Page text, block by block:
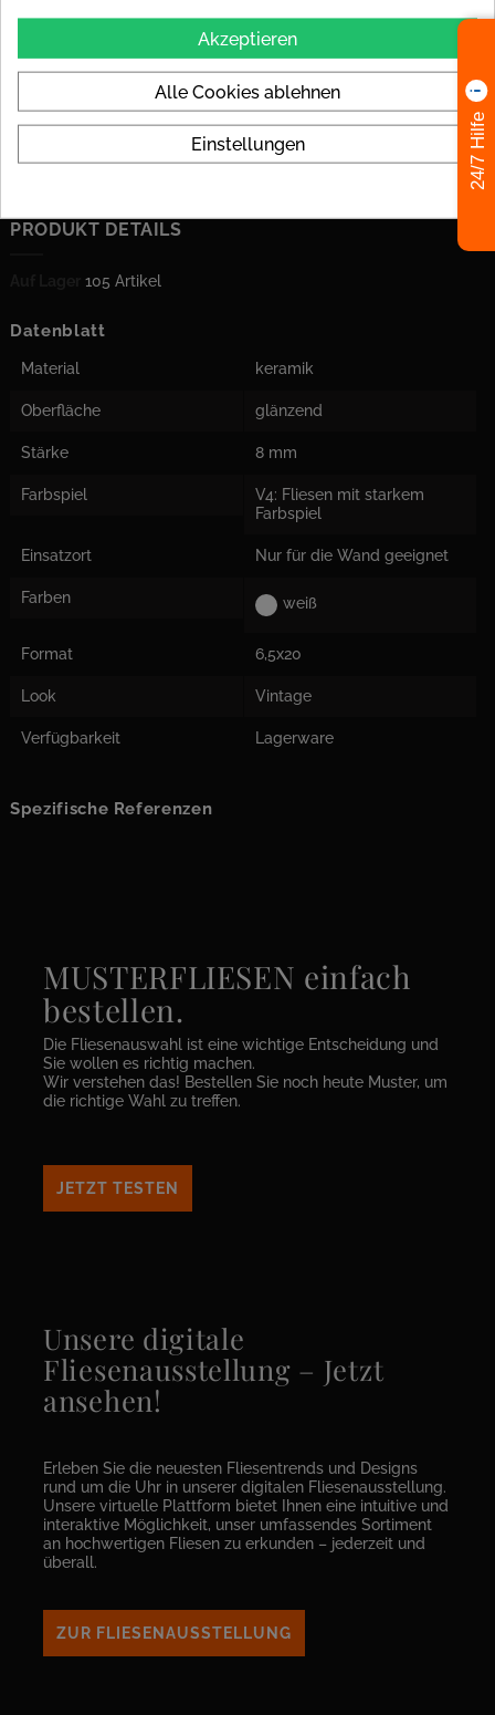
- Die rustikalen Kanten der Fliesen verleihen jedem Raum eine
- Entdecken Sie die Vielfalt an Verlegemöglichkeiten und
gestalten Sie Ihre Räume individuell
- Profitieren Sie von der hochwertigen Qualität und Langlebigkeit
PRODUKT DETAILS
105 Artikel
Datenblatt
Material keramik
Oberfläche glänzend
Stärke 8 mm
Farbspiel
V4: Fliesen mit starkem
Farbspiel
Einsatzort Nur für die Wand geeignet
Farben weiß
Format 6,5x20
Look Vintage
Verfügbarkeit Lagerware
Spezifische Referenzen
MUSTERFLIESEN einfach
bestellen.
Die Fliesenauswahl ist eine wichtige Entscheidung und
Sie wollen es richtig machen.
Wir verstehen das! Bestellen Sie noch heute Muster, um
die richtige Wahl zu treffen.
JETZT TESTEN
Unsere digitale
Fliesenausstellung – Jetzt
ansehen!
Erleben Sie die neuesten Fliesentrends und Designs
rund um die Uhr in unserer digitalen Fliesenausstellung.
Unsere virtuelle Plattform bietet Ihnen eine intuitive und
interaktive Möglichkeit, unser umfassendes Sortiment
an hochwertigen Fliesen zu erkunden – jederzeit und
überall.
ZUR FLIESENAUSSTELLUNG
Akzeptieren
Alle Cookies ablehnen
Einstellungen 24/7 Hilfe